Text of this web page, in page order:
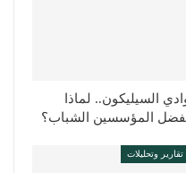
السيليكون.. لماذا
المؤسسين الشباب؟
تقارير وتحليلات